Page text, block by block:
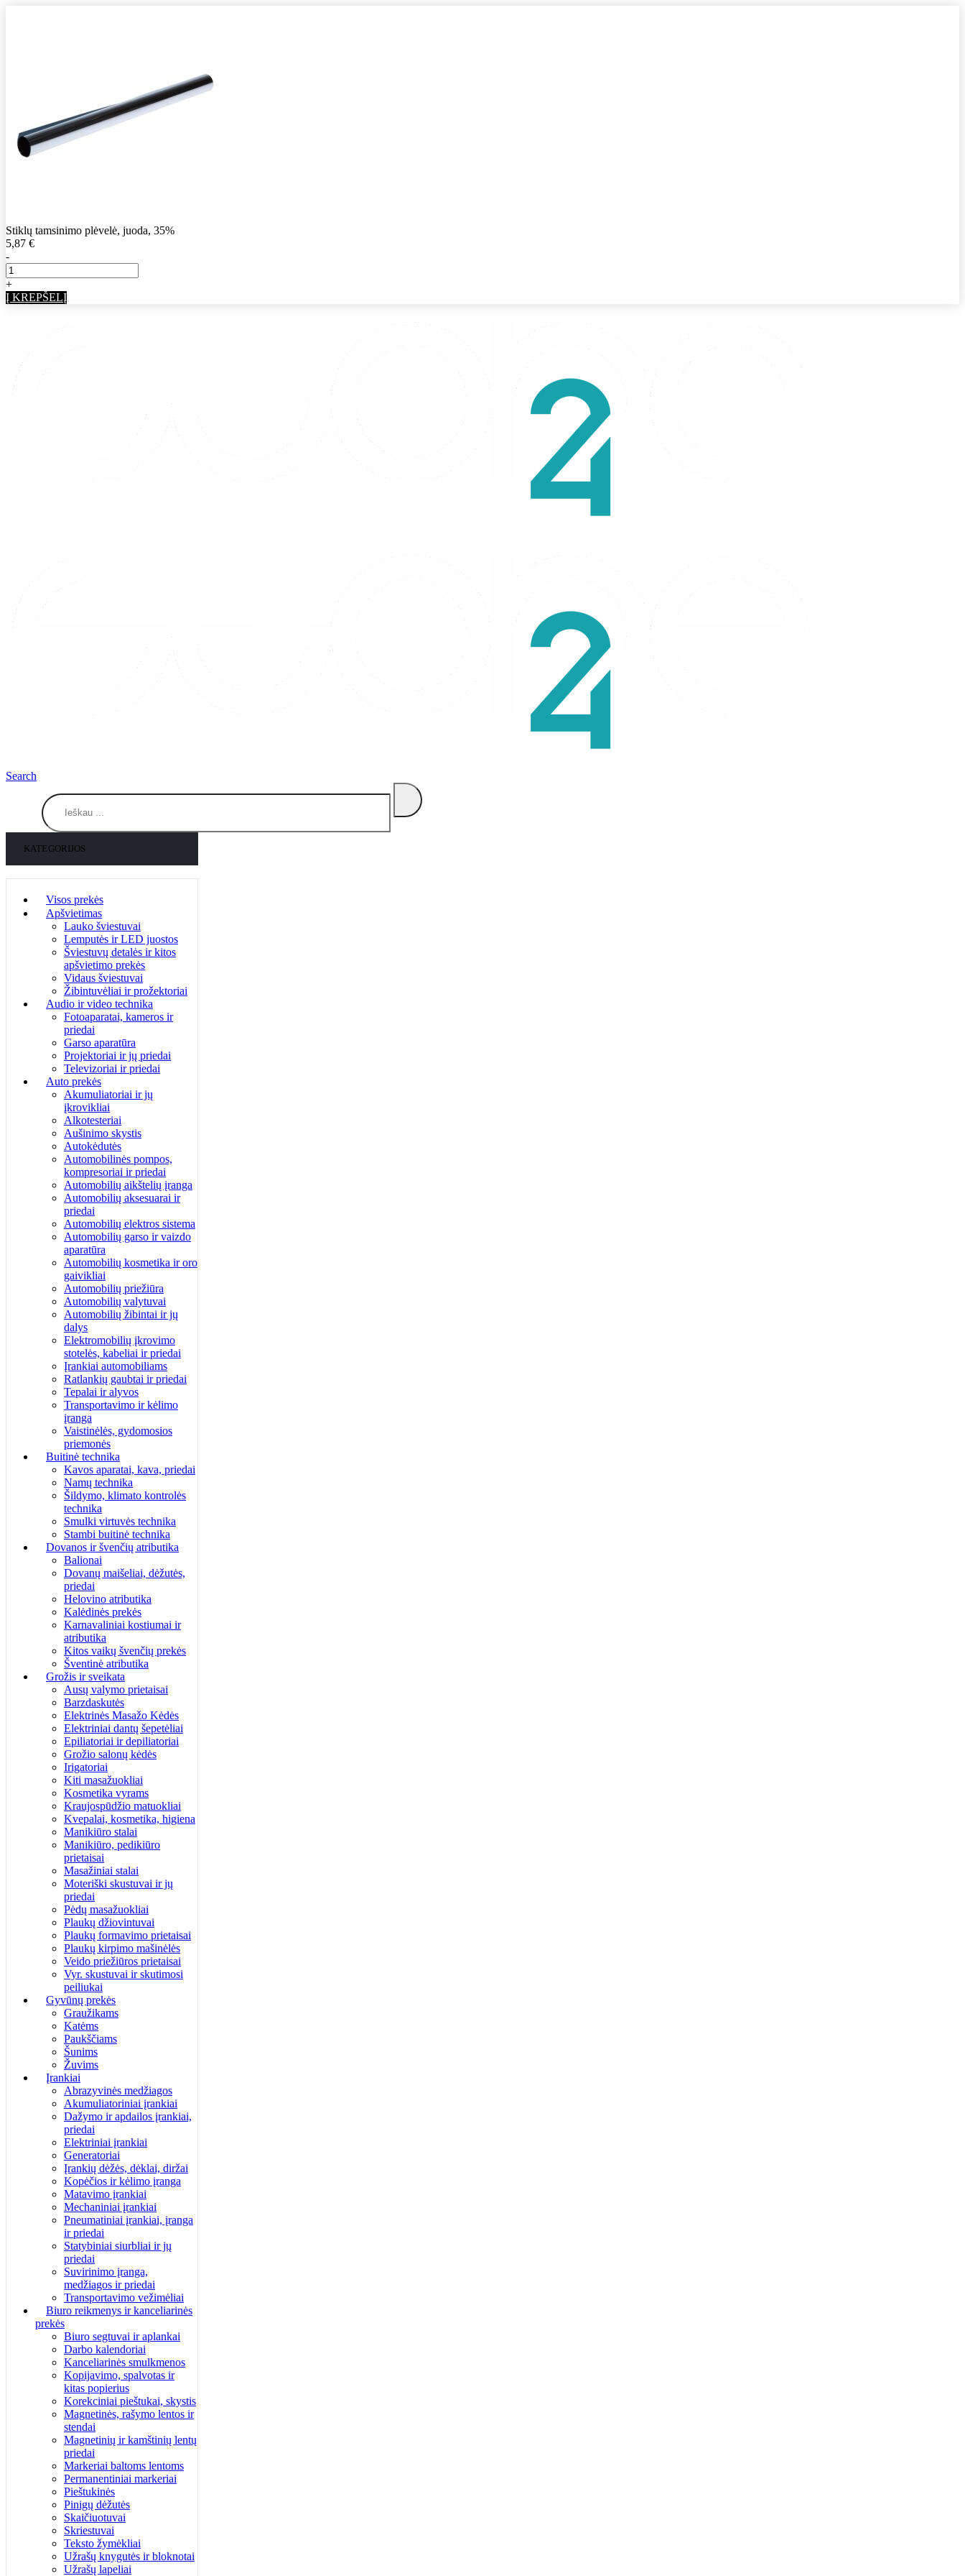
Stiklų tamsinimo plėvelė, juoda, 35%
5,87 €
-
+
Į KREPŠELĮ
Search
KATEGORIJOS
Visos prekės
Apšvietimas
Lauko šviestuvai
Lemputės ir LED juostos
Šviestuvų detalės ir kitos
apšvietimo prekės
Vidaus šviestuvai
Žibintuvėliai ir prožektoriai
Audio ir video technika
Fotoaparatai, kameros ir
priedai
Garso aparatūra
Projektoriai ir jų priedai
Televizoriai ir priedai
Auto prekės
Akumuliatoriai ir jų
įkrovikliai
Alkotesteriai
Aušinimo skystis
Autokėdutės
Automobilinės pompos,
kompresoriai ir priedai
Automobilių aikštelių įranga
Automobilių aksesuarai ir
priedai
Automobilių elektros sistema
Automobilių garso ir vaizdo
aparatūra
Automobilių kosmetika ir oro
gaivikliai
Automobilių priežiūra
Automobilių valytuvai
Automobilių žibintai ir jų
dalys
Elektromobilių įkrovimo
stotelės, kabeliai ir priedai
Įrankiai automobiliams
Ratlankių gaubtai ir priedai
Tepalai ir alyvos
Transportavimo ir kėlimo
įranga
Vaistinėlės, gydomosios
priemonės
Buitinė technika
Kavos aparatai, kava, priedai
Namų technika
Šildymo, klimato kontrolės
technika
Smulki virtuvės technika
Stambi buitinė technika
Dovanos ir švenčių atributika
Balionai
Dovanų maišeliai, dėžutės,
priedai
Helovino atributika
Kalėdinės prekės
Karnavaliniai kostiumai ir
atributika
Kitos vaikų švenčių prekės
Šventinė atributika
Grožis ir sveikata
Ausų valymo prietaisai
Barzdaskutės
Elektrinės Masažo Kėdės
Elektriniai dantų šepetėliai
Epiliatoriai ir depiliatoriai
Grožio salonų kėdės
Irigatoriai
Kiti masažuokliai
Kosmetika vyrams
Kraujospūdžio matuokliai
Kvepalai, kosmetika, higiena
Manikiūro stalai
Manikiūro, pedikiūro
prietaisai
Masažiniai stalai
Moteriški skustuvai ir jų
priedai
Pėdų masažuokliai
Plaukų džiovintuvai
Plaukų formavimo prietaisai
Plaukų kirpimo mašinėlės
Veido priežiūros prietaisai
Vyr. skustuvai ir skutimosi
peiliukai
Gyvūnų prekės
Graužikams
Katėms
Paukščiams
Šunims
Žuvims
Įrankiai
Abrazyvinės medžiagos
Akumuliatoriniai įrankiai
Dažymo ir apdailos įrankiai,
priedai
Elektriniai įrankiai
Generatoriai
Įrankių dėžės, dėklai, diržai
Kopėčios ir kėlimo įranga
Matavimo įrankiai
Mechaniniai įrankiai
Pneumatiniai įrankiai, įranga
ir priedai
Statybiniai siurbliai ir jų
priedai
Suvirinimo įranga,
medžiagos ir priedai
Transportavimo vežimėliai
Biuro reikmenys ir kanceliarinės
prekės
Biuro segtuvai ir aplankai
Darbo kalendoriai
Kanceliarinės smulkmenos
Kopijavimo, spalvotas ir
kitas popierius
Korekciniai pieštukai, skystis
Magnetinės, rašymo lentos ir
stendai
Magnetinių ir kamštinių lentų
priedai
Markeriai baltoms lentoms
Permanentiniai markeriai
Pieštukinės
Pinigų dėžutės
Skaičiuotuvai
Skriestuvai
Teksto žymėkliai
Užrašų knygutės ir bloknotai
Užrašų lapeliai